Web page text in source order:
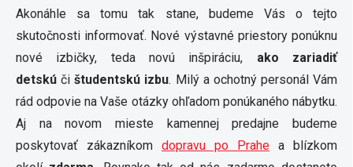
Akonáhle sa tomu tak stane, budeme Vás o tejto
skutočnosti informovať. Nové výstavné priestory ponúknu
nové izbičky, teda novú inšpiráciu, ako zariadiť
detskú čištudentskú izbu. Milý a ochotný personál Vám
rád odpovie na Vaše otázky ohľadom ponúkaného nábytku.
Aj na novom mieste kamennej predajne budeme
poskytovať zákazníkom dopravu po Prahe a blízkom